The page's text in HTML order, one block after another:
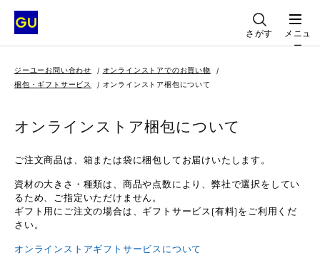
さがす
メニュ
ー
ジーユーお問い合わせ
オンラインストアでのお買い物
梱包・ギフトサービス
オンラインストア梱包について
オンラインストア梱包について
ご注文商品は、箱または袋に梱包してお届けいたします。
資材の大きさ・種類は、商品や点数により、弊社で選択をしてい
るため、ご指定いただけません。
ギフト用にご注文の場合は、ギフトサービス(有料)をご利用くだ
さい。
オンラインストアギフトサービスについて